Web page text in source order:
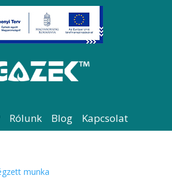
Rólunk Blog Kapcsolat